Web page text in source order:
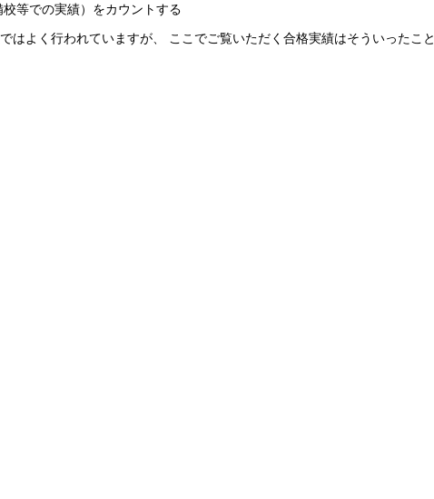
等での実績）をカウントする
はよく行われていますが、 ここでご覧いただく合格実績はそういったこと